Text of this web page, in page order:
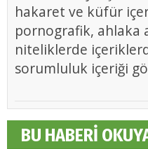
hakaret ve küfür
pornografik, ahlaka
niteliklerde
sorumluluk içeriği
BU HABERİ